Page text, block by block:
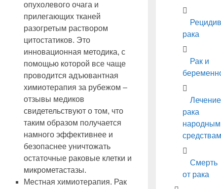
опухолевого очага и
прилегающих тканей
разогретым раствором
цитостатиков. Это
инновационная методика, с
помощью которой все чаще
проводится адъювантная
химиотерапия за рубежом –
отзывы медиков
свидетельствуют о том, что
таким образом получается
намного эффективнее и
безопаснее уничтожать
остаточные раковые клетки и
микрометастазы.
Местная химиотерапия. Рак
Рецидив
рака
Рак и
Лечение
рака
Смерть
от рака